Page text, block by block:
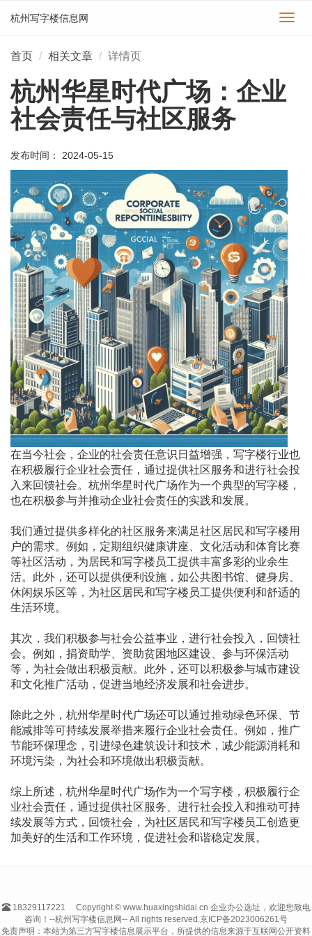
切
杭州写字楼信息网
首页 相关文章 详情页
杭州华星时代广场：企业
社会责任与社区服务
发布时间： 2024-05-15
在当今社会，企业的社会责任意识日益增强，写字楼行业也
在积极履行企业社会责任，通过提供社区服务和进行社会投
入来回馈社会。杭州华星时代广场作为一个典型的写字楼，
也在积极参与并推动企业社会责任的实践和发展。
我们通过提供多样化的社区服务来满足社区居民和写字楼用
户的需求。例如，定期组织健康讲座、文化活动和体育比赛
等社区活动，为居民和写字楼员工提供丰富多彩的业余生
活。此外，还可以提供便利设施，如公共图书馆、健身房、
休闲娱乐区等，为社区居民和写字楼员工提供便利和舒适的
生活环境。
其次，我们积极参与社会公益事业，进行社会投入，回馈社
会。例如，捐资助学、资助贫困地区建设、参与环保活动
等，为社会做出积极贡献。此外，还可以积极参与城市建设
和文化推广活动，促进当地经济发展和社会进步。
除此之外，杭州华星时代广场还可以通过推动绿色环保、节
能减排等可持续发展举措来履行企业社会责任。例如，推广
节能环保理念，引进绿色建筑设计和技术，减少能源消耗和
环境污染，为社会和环境做出积极贡献。
综上所述，杭州华星时代广场作为一个写字楼，积极履行企
业社会责任，通过提供社区服务、进行社会投入和推动可持
续发展等方式，回馈社会，为社区居民和写字楼员工创造更
加美好的生活和工作环境，促进社会和谐稳定发展。
18329117221
Copyright © www.huaxingshidai.cn 企业办公选址，欢迎您致电
咨询！--杭州写字楼信息网-- All rights reserved.京ICP备2023006261号
免责声明：本站为第三方写字楼信息展示平台，所提供的信息来源于互联网公开资料